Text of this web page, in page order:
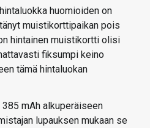
huomioiden on
muistikorttipaikan pois
hintainen muistikortti olisi
fiksumpi keino
tämä hintaluokan
mAh alkuperäiseen
lupauksen mukaan se